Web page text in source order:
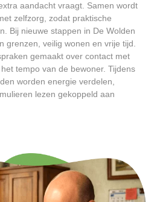
aandacht vraagt. Samen wordt
zelfzorg, zodat praktische
Bij nieuwe stappen in De Wolden
grenzen, veilig wonen en vrije tijd.
gemaakt over contact met
tempo van de bewoner. Tijdens
worden energie verdelen,
lezen gekoppeld aan